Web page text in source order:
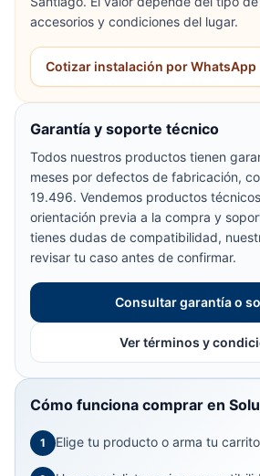
accesorios y condiciones del lugar.
Cotizar instalación por WhatsApp
Garantía y soporte técnico
Todos nuestros productos tienen
meses por defectos de fabricación,
19.496. Vendemos productos
orientación previa a la compra y
tienes dudas de compatibilidad,
revisar tu caso antes de confirmar.
Consultar garantía o
Ver términos y
Cómo funciona comprar en
1 Elige tu producto o arma tu